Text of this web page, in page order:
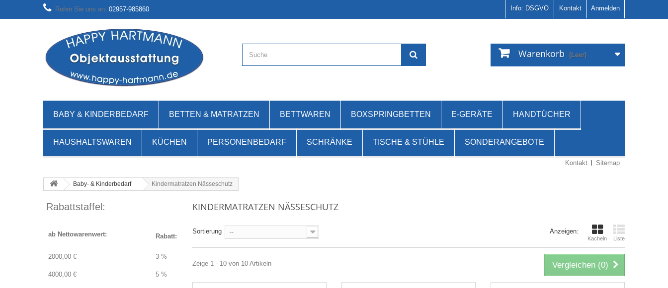
Anmelden
Kontakt
Info: DSGVO
Rufen Sie uns an: 02957-985860
Warenkorb (Leer)
BABY & KINDERBEDARF BETTEN & MATRATZEN BETTWAREN BOXSPRINGBETTEN E-GERÄTE HANDTÜCHER
HAUSHALTSWAREN KÜCHEN PERSONENBEDARF SCHRÄNKE TISCHE & STÜHLE SONDERANGEBOTE
Kontakt Sitemap
Baby- & Kinderbedarf Kindermatratzen Nässeschutz
Rabattstaffel:
ab Nettowarenwert: Rabatt:
2000,00 € 3 %
4000,00 € 5 %
KINDERMATRATZEN NÄSSESCHUTZ
Anzeigen:
Kacheln Liste
Sortierung --
Vergleichen (0)
Zeige 1 - 10 von 10 Artikeln